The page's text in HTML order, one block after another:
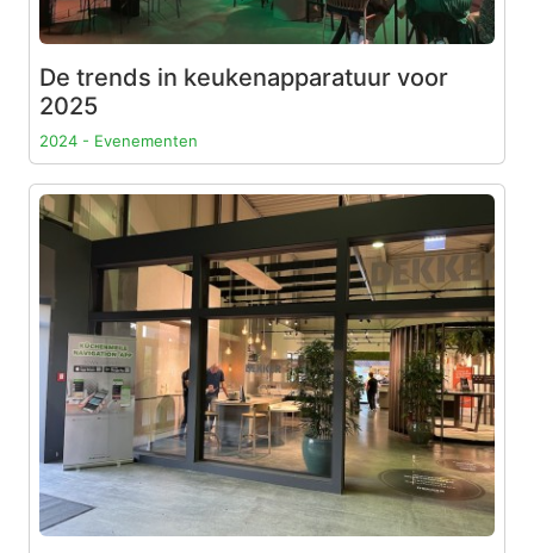
De trends in keukenapparatuur voor
2025
2024 - Evenementen